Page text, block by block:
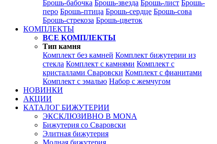
Брошь-бабочка Брошь-звезда Брошь-лист Брошь-
перо Брошь-птица Брошь-сердце Брошь-сова
Брошь-стрекоза Брошь-цветок
КОМПЛЕКТЫ
ВСЕ КОМПЛЕКТЫ
Тип камня
Комплект без камней Комплект бижутерии из
стекла Комплект с камнями Комплект с
кристаллами Сваровски Комплект с фианитами
Комплект с эмалью Набор с жемчугом
НОВИНКИ
АКЦИИ
КАТАЛОГ БИЖУТЕРИИ
ЭКСКЛЮЗИВНО В MONA
Бижутерия со Сваровски
Элитная бижутерия
Модная бижутерия